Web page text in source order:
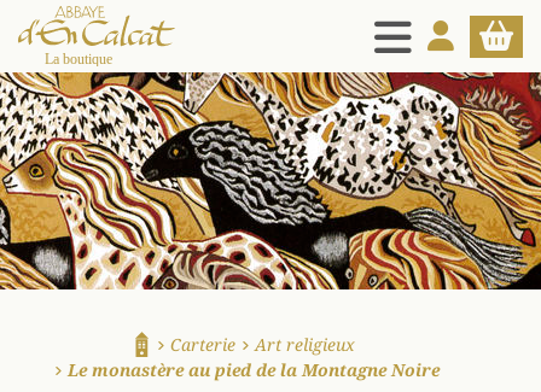
MENU
La boutique d'en Calcat
MON PANIER
Accueil
Carterie
Art religieux
Le monastère au pied de la Montagne Noire